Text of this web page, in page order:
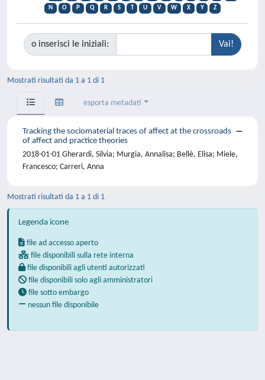
N
O P Q R S T U V W X Y Z
o inserisci le iniziali:
Mostrati risultati da 1 a 1 di 1
esporta metadati
Tracking the sociomaterial traces of affect at the crossroads
of affect and practice theories
2018-01-01 Gherardi, Silvia; Murgia, Annalisa; Bellè, Elisa; Miele,
Francesco; Carreri, Anna
Mostrati risultati da 1 a 1 di 1
Legenda icone
file ad accesso aperto
file disponibili sulla rete interna
file disponibili agli utenti autorizzati
file disponibili solo agli amministratori
file sotto embargo
nessun file disponibile